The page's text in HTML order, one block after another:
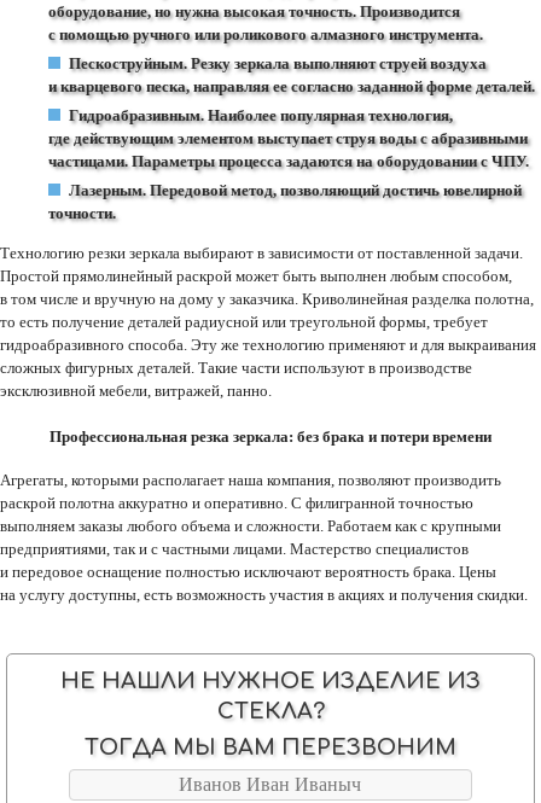
оборудование, но нужна высокая точность. Производится
с помощью ручного или роликового алмазного инструмента.
Пескоструйным. Резку зеркала выполняют струей воздуха
и кварцевого песка, направляя ее согласно заданной форме деталей.
Гидроабразивным. Наиболее популярная технология,
где действующим элементом выступает струя воды с абразивными
частицами. Параметры процесса задаются на оборудовании с ЧПУ.
Лазерным. Передовой метод, позволяющий достичь ювелирной
точности.
Технологию резки зеркала выбирают в зависимости от поставленной задачи.
Простой прямолинейный раскрой может быть выполнен любым способом,
в том числе и вручную на дому у заказчика. Криволинейная разделка полотна,
то есть получение деталей радиусной или треугольной формы, требует
гидроабразивного способа. Эту же технологию применяют и для выкраивания
сложных фигурных деталей. Такие части используют в производстве
эксклюзивной мебели, витражей, панно.
Профессиональная резка зеркала: без брака и потери времени
Агрегаты, которыми располагает наша компания, позволяют производить
раскрой полотна аккуратно и оперативно. С филигранной точностью
выполняем заказы любого объема и сложности. Работаем как с крупными
предприятиями, так и с частными лицами. Мастерство специалистов
и передовое оснащение полностью исключают вероятность брака. Цены
на услугу доступны, есть возможность участия в акциях и получения скидки.
НЕ НАШЛИ НУЖНОЕ ИЗДЕЛИЕ ИЗ
СТЕКЛА?
ТОГДА МЫ ВАМ ПЕРЕЗВОНИМ